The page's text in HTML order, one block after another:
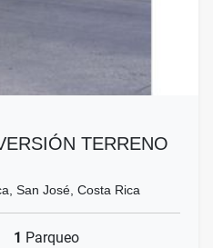
TERRENO
San José, Costa Rica
1 Parqueo